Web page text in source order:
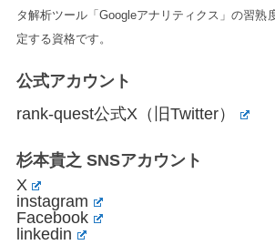
タ解析ツール「Googleアナリティクス」の習熟
定する資格です。
公式アカウント
rank-quest公式X（旧Twitter）
杉本貴之 SNSアカウント
X
instagram
Facebook
linkedin